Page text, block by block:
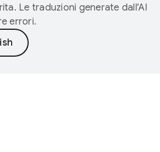
Le traduzioni generate dall'AI
errori.